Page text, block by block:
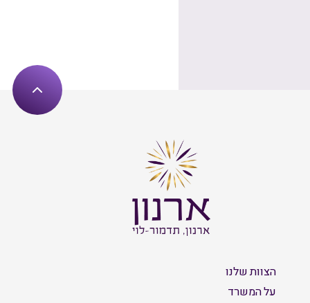
הצוות שלנו
על המשרד